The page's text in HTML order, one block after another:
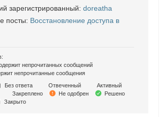
зарегистрированный:doreatha
посты: Восстановление доступа в
непрочитанных сообщений
непрочитанные сообщения
Без ответа Отвеченный
Активный
Закреплено Не одобрен
Решено
Закрыто